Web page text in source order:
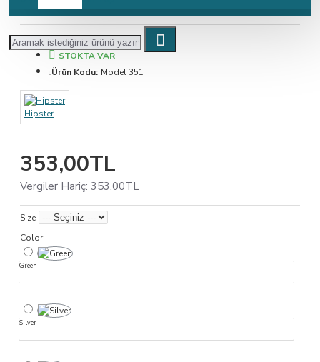
353,00TL
Vergiler Hariç: 353,00TL
STOKTA VAR
Ürün Kodu: Model 351
Hipster
Size
Color
Green
Silver